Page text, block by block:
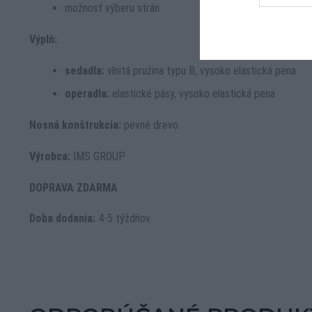
možnosť výberu strán
Výplň:
sedadla: vlnitá pružina typu B, vysoko elastická pena
operadla: elastické pásy, vysoko elastická pena
Nosná konštrukcia: pevné drevo
Výrobca: IMS GROUP
DOPRAVA ZDARMA
Doba dodania: 4-5 týždňov